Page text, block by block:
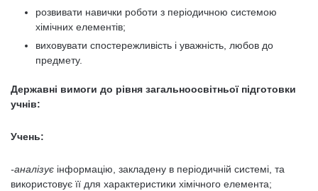
розвивати навички роботи з періодичною системою
хімічних елементів;
виховувати спостережливість і уважність, любов до
предмету.
Державні вимоги до рівня загальноосвітньої підготовки
учнів:
Учень:
-аналізує інформацію, закладену в періодичній системі, та
використовує її для характеристики хімічного елемента;